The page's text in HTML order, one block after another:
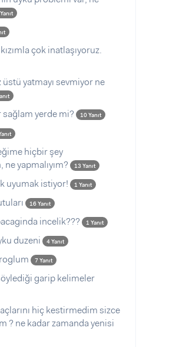
çok inatlaşıyoruz.
yatmayı sevmiyor ne
sağlam yerde mi? 10 Yanıt
hiçbir şey
yapmalıyım?
13 Yanıt
uyumak istiyor! 1 Yanıt
16 Yanıt
incelik??? 1 Yanıt
duzeni 4 Yanıt
7 Yanıt
garip kelimeler
hiç kestirmedim sizce
? ne kadar zamanda yenisi